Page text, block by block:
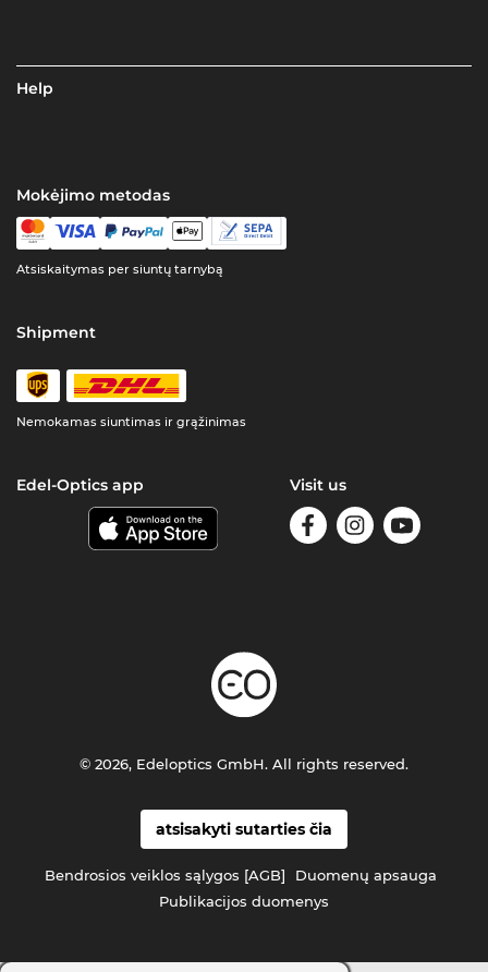
Help
Mokėjimo metodas
Atsiskaitymas per siuntų tarnybą
Shipment
Nemokamas siuntimas ir grąžinimas
Edel-Optics app Visit us
atsisakyti sutarties čia
Bendrosios veiklos sąlygos [AGB]
Duomenų apsauga
Publikacijos duomenys
© 2026, Edeloptics GmbH. All rights reserved.